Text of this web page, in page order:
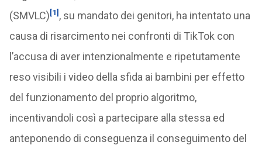
(SMVLC)[1] , su mandato dei genitori, ha intentato una
causa di risarcimento nei confronti di TikTok con
l’accusa di aver intenzionalmente e ripetutamente
reso visibili i video della sfida ai bambini per effetto
del funzionamento del proprio algoritmo,
incentivandoli così a partecipare alla stessa ed
anteponendo di conseguenza il conseguimento del